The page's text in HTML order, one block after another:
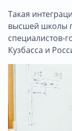
Такая
высшей школы
специалистов-
Кузбасса и